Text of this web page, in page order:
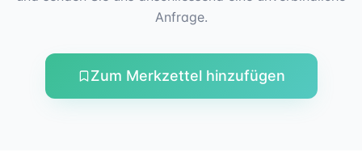
Anfrage.
Zum Merkzettel hinzufügen